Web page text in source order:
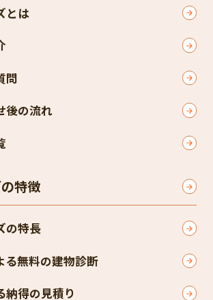
とは
問
後の流れ
特徴
の特長
る無料の建物診断
納得の見積り